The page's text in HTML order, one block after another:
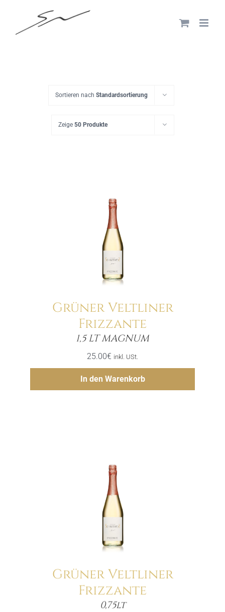
content
Sortieren nach Standardsortierung
Zeige 50 Produkte
Grüner Veltliner
Frizzante
1,5 LT MAGNUM
25.00€ inkl. USt.
In den Warenkorb
Menge
Hinzufügen
Grüner Veltliner
Frizzante
0,75ltMenge